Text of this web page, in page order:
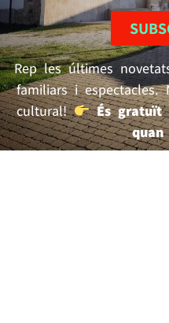
Rep les últimes
familiars i
cultural!
És gratuït
quan